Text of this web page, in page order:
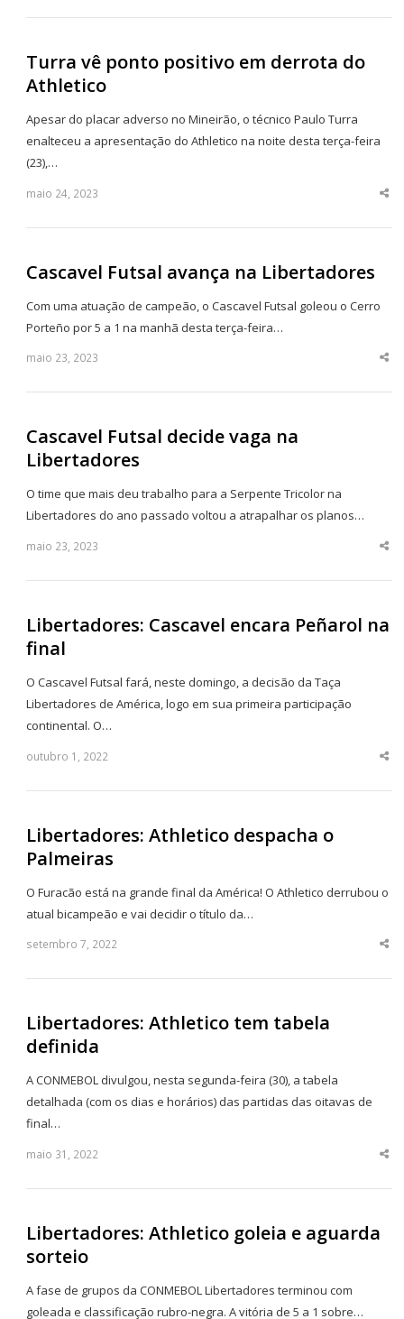
Turra vê ponto positivo em derrota do
Athletico
Apesar do placar adverso no Mineirão, o técnico Paulo Turra
enalteceu a apresentação do Athletico na noite desta terça-feira
(23),…
maio 24, 2023
Cascavel Futsal avança na Libertadores
Com uma atuação de campeão, o Cascavel Futsal goleou o Cerro
Porteño por 5 a 1 na manhã desta terça-feira…
maio 23, 2023
Cascavel Futsal decide vaga na
Libertadores
O time que mais deu trabalho para a Serpente Tricolor na
Libertadores do ano passado voltou a atrapalhar os planos…
maio 23, 2023
Libertadores: Cascavel encara Peñarol na
final
O Cascavel Futsal fará, neste domingo, a decisão da Taça
Libertadores de América, logo em sua primeira participação
continental. O…
outubro 1, 2022
Libertadores: Athletico despacha o
Palmeiras
O Furacão está na grande final da América! O Athletico derrubou o
atual bicampeão e vai decidir o título da…
setembro 7, 2022
Libertadores: Athletico tem tabela
definida
A CONMEBOL divulgou, nesta segunda-feira (30), a tabela
detalhada (com os dias e horários) das partidas das oitavas de
final…
maio 31, 2022
Libertadores: Athletico goleia e aguarda
sorteio
A fase de grupos da CONMEBOL Libertadores terminou com
goleada e classificação rubro-negra. A vitória de 5 a 1 sobre…